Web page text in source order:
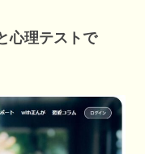
心理テストで